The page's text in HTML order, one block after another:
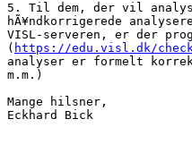
5. Til dem, der vil
hÃ¥ndkorrigerede
VISL-serveren, er der
( https://edu.visl.dk/
analyser er formelt
m.m.)
Mange hilsner,